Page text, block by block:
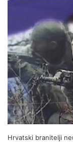
Hrvatski branitelji